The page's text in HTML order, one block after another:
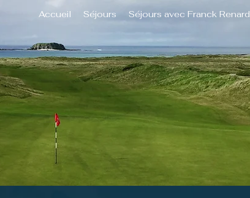
Accueil Séjours Séjours avec Franck Renard